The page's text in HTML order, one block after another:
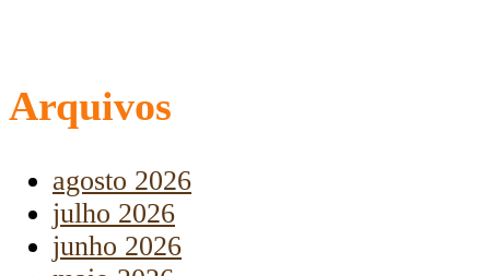
Arquivos
agosto 2026
julho 2026
junho 2026